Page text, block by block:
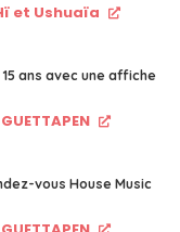
et Ushuaïa
ans avec une affiche
vous House Music